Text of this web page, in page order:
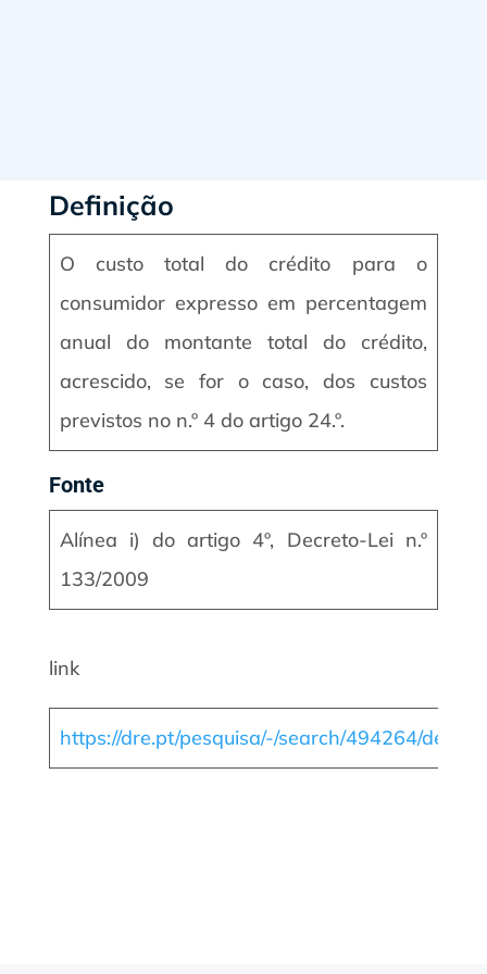
Definição
O custo total do crédito para o
consumidor expresso em percentagem
anual do montante total do crédito,
acrescido, se for o caso, dos custos
previstos no n.º 4 do artigo 24.º.
Fonte
Alínea i) do artigo 4º, Decreto-Lei n.º
133/2009
link
https://dre.pt/pesquisa/-/search/494264/